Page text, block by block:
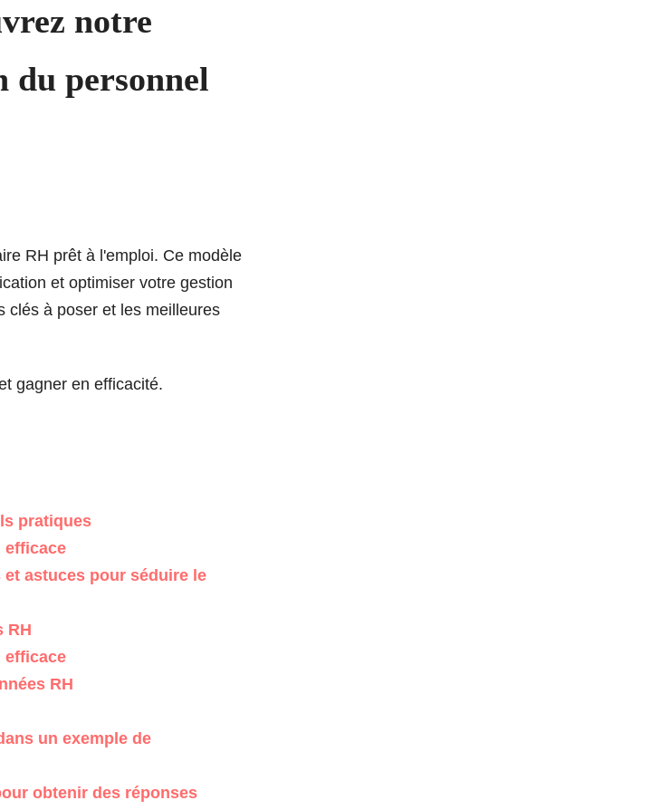
notre
du personnel
RH prêt à l'emploi. Ce modèle
et optimiser votre gestion
clés à poser et les meilleures
gagner en efficacité.
pratiques
efficace
et astuces pour séduire le
RH
efficace
RH
un exemple de
obtenir des réponses